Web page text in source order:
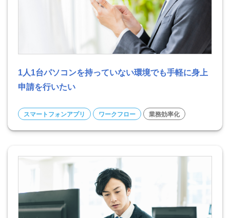
1人1台パソコンを持っていない環境でも手軽に身上
申請を行いたい
スマートフォンアプリ ワークフロー 業務効率化